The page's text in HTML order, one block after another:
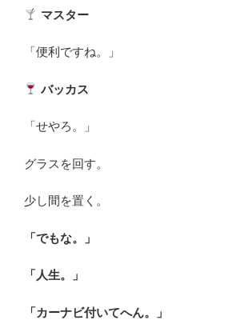
マスター
「便利ですね。」
バッカス
「せやろ。」
グラスを回す。
少し間を置く。
「でもな。」
「人生。」
「カーナビ付いてへん。」